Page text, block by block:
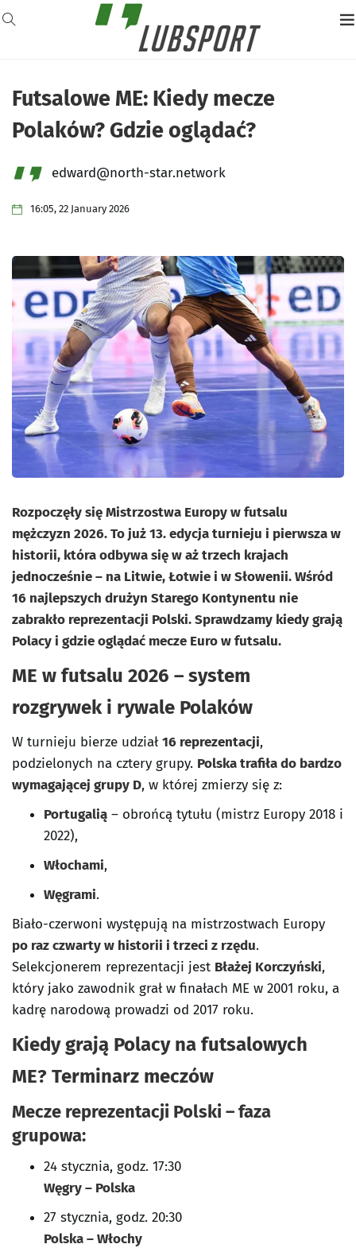
Futsalowe ME: Kiedy mecze
Polaków? Gdzie oglądać?
edward@north-star.network
16:05, 22 January 2026
Rozpoczęły się Mistrzostwa Europy w futsalu
mężczyzn 2026. To już 13. edycja turnieju i pierwsza w
historii, która odbywa się w aż trzech krajach
jednocześnie – na Litwie, Łotwie i w Słowenii. Wśród
16 najlepszych drużyn Starego Kontynentu nie
zabrakło reprezentacji Polski. Sprawdzamy kiedy grają
Polacy i gdzie oglądać mecze Euro w futsalu.
ME w futsalu 2026 – system
rozgrywek i rywale Polaków
W turnieju bierze udział16 reprezentacji,
podzielonych na cztery grupy. Polska trafiła do bardzo
wymagającej grupy D, w której zmierzy się z:
Portugalią – obrońcą tytułu (mistrz Europy 2018 i
2022),
Włochami,
Węgrami.
Biało-czerwoni występują na mistrzostwach Europy
po raz czwarty w historii i trzeci z rzędu.
Selekcjonerem reprezentacji jest Błażej Korczyński,
który jako zawodnik grał w finałach ME w 2001 roku, a
kadrę narodową prowadzi od 2017 roku.
Kiedy grają Polacy na futsalowych
ME? Terminarz meczów
Mecze reprezentacji Polski – faza
grupowa:
24 stycznia, godz. 17:30
Węgry – Polska
27 stycznia, godz. 20:30
Polska – Włochy